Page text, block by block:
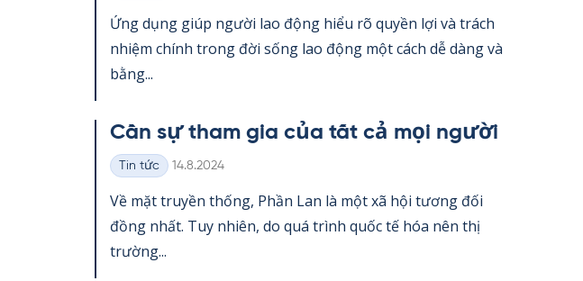
loại
Ứng dụng giúp người lao động hiểu rõ qu­yền lợi và trách
nhiệm chính trong đời sống lao động một cách dễ dàng và
bằng...
Cần sự tham gia của tất cả mọi người
Thể
loại
Tin tức Kirjoitettu
14.8.2024
Về mặt tru­yền thống, Phần Lan là một xã hội tương đối
đồng nhất. Tuy nhiên, do quá trình quốc tế hóa nên thị
trường...